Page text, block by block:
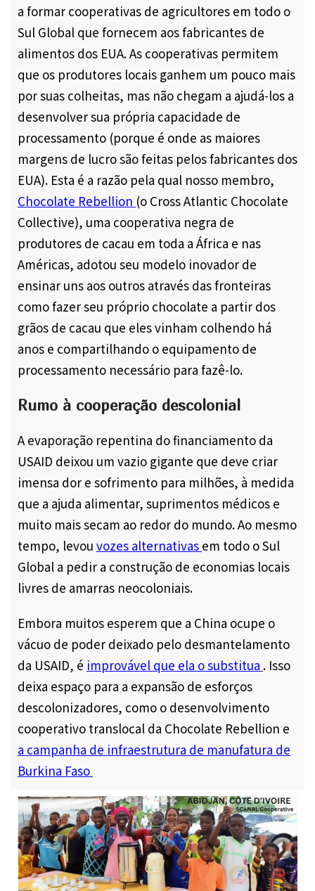
a formar cooperativas de agricultores em todo o
Sul Global que fornecem aos fabricantes de
alimentos dos EUA. As cooperativas permitem
que os produtores locais ganhem um pouco mais
por suas colheitas, mas não chegam a ajudá-los a
desenvolver sua própria capacidade de
processamento (porque é onde as maiores
margens de lucro são feitas pelos fabricantes dos
EUA). Esta é a razão pela qual nosso membro,
Chocolate Rebellion (o Cross Atlantic Chocolate
Collective), uma cooperativa negra de
produtores de cacau em toda a África e nas
Américas, adotou seu modelo inovador de
ensinar uns aos outros através das fronteiras
como fazer seu próprio chocolate a partir dos
grãos de cacau que eles vinham colhendo há
anos e compartilhando o equipamento de
processamento necessário para fazê-lo.
Rumo à cooperação descolonial
A evaporação repentina do financiamento da
USAID deixou um vazio gigante que deve criar
imensa dor e sofrimento para milhões, à medida
que a ajuda alimentar, suprimentos médicos e
muito mais secam ao redor do mundo. Ao mesmo
tempo, levou vozes alternativas em todo o Sul
Global a pedir a construção de economias locais
livres de amarras neocoloniais.
Embora muitos esperem que a China ocupe o
vácuo de poder deixado pelo desmantelamento
da USAID, é improvável que ela o substitua . Isso
deixa espaço para a expansão de esforços
descolonizadores, como o desenvolvimento
cooperativo translocal da Chocolate Rebellion e
a campanha de infraestrutura de manufatura de
Burkina Faso